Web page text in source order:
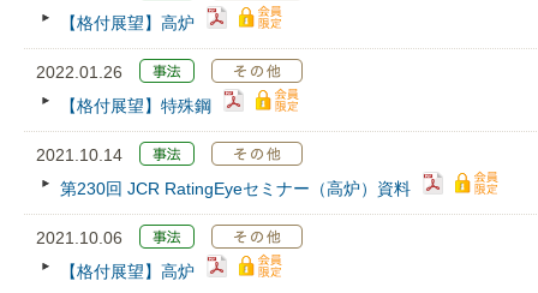
【格付展望】高炉
2022.01.26
【格付展望】特殊鋼
2021.10.14
第230回 JCR RatingEyeセミナー（高炉）資料
2021.10.06
【格付展望】高炉